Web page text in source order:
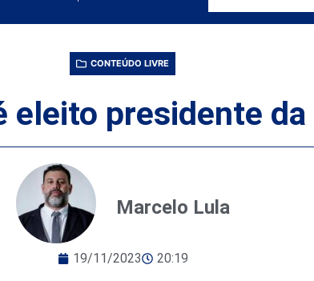
CONTEÚDO LIVRE
eleito presidente
Marcelo Lula
19/11/2023 20:19